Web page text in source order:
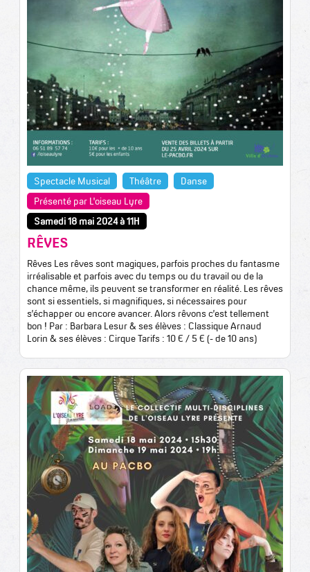
Spectacle Musical Théâtre
Danse
Présenté par L'oiseau Lyre
Samedi 18 mai 2024 à 11H
RÊVES
Rêves Les rêves sont magiques, parfois proches du fantasme
irréalisable et parfois avec du temps ou du travail ou de la
chance même, ils peuvent se transformer en réalité. Les rêves
sont si essentiels, si magnifiques, si nécessaires pour
s’échapper ou encore avancer. Alors rêvons c’est tellement
bon ! Par : Barbara Lesur & ses élèves : Classique Arnaud
Lorin & ses élèves : Cirque Tarifs : 10 € / 5 € (- de 10 ans)